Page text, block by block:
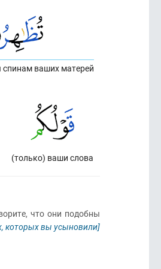
спинам ваших матерей
(только) ваши слова
что они подобны
которых вы усыновили]